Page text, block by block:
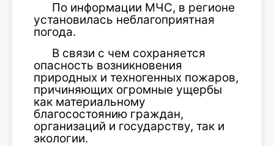
По информации МЧС, в регионе
установилась неблагоприятная
погода.
В связи с чем сохраняется
опасность возникновения
природных и техногенных пожаров,
причиняющих огромные ущербы
как материальному
благосостоянию граждан,
организаций и государству, так и
экологии.